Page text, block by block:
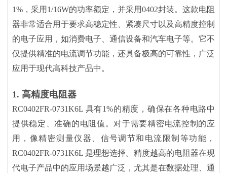
1%，采用1/16W的功率额定，并采用0402封装。这款电阻
器非常适合用于要求高稳定性、紧凑尺寸以及高精度控制
的电子应用，如消费电子、通信设备和汽车电子等。它不
仅提供精准的电流调节功能，还具备极高的可靠性，广泛
应用于现代高科技产品中。
1. 高精度电阻器
RC0402FR-0731K6L 具有1%的精度，确保在各种电路中
提供稳定、准确的电阻值。对于需要精密电流控制的应
用，像精密测量仪器、信号调节和电流限制等功能，
RC0402FR-0731K6L 是理想选择。精度越高的电阻器在现
代电子产品中的应用场景越广泛，尤其是在数据处理、通